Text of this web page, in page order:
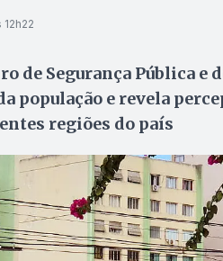
12h22
de Segurança Pública e
população e revela
regiões do país